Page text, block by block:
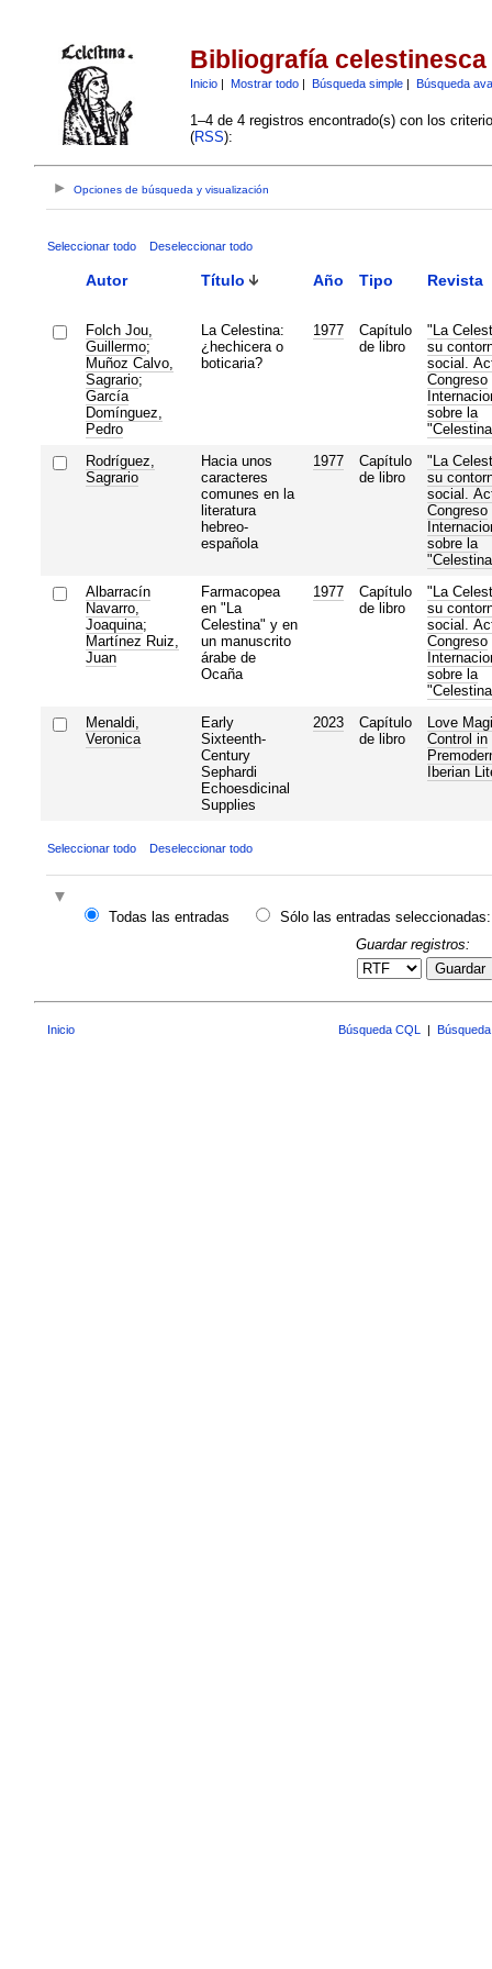
Bibliografía celestinesca
Inicio| Mostrar todo| Búsqueda simple| Búsqueda
1–4 de 4 registros encontrado(s) con los
(RSS):
Opciones de búsqueda y visualización
Seleccionar todo Deseleccionar todo
Autor Título Año Tipo Revista
Folch Jou,
Guillermo;
Muñoz Calvo,
Sagrario;
García
Domínguez,
Pedro
La Celestina:
¿hechicera o
boticaria?
1977
Capítulo
de libro
"La
su
social.
Congreso
sobre la
Rodríguez,
Sagrario
Hacia unos
caracteres
comunes en la
literatura
hebreo-
española
1977
Capítulo
de libro
"La
su
social.
Congreso
sobre la
Albarracín
Navarro,
Joaquina;
Martínez Ruiz,
Juan
Farmacopea
en "La
Celestina" y en
un manuscrito
árabe de
Ocaña
1977
Capítulo
de libro
"La
su
social.
Congreso
sobre la
Menaldi,
Veronica
Early
Sixteenth-
Century
Sephardi
Echoesdicinal
Supplies
2023
Capítulo
de libro
Love
Control in
Iberian
Seleccionar todo Deseleccionar todo
Todas las entradas
Sólo las entradas seleccionadas:
Guardar registros:
Guardar
Inicio Búsqueda CQL